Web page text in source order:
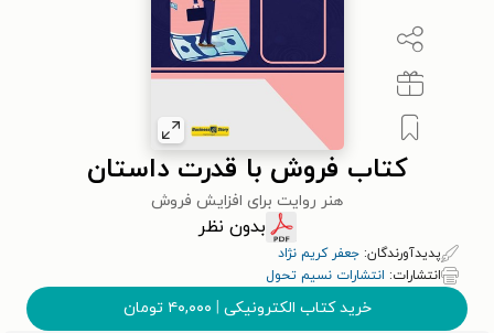
کتاب فروش با قدرت داستان
هنر روایت برای افزایش فروش
بدون نظر
پدیدآورندگان: جعفر کریم نژاد
انتشارات: انتشارات نسیم تحول
خرید کتاب الکترونیکی | ۴۰,۰۰۰ تومان